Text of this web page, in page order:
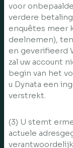
voor
verdere
enquêtes meer
deelnemen),
en geverifieerd
zal uw account
begin van het
u Dynata een
verstrekt.
(3) U stemt
actuele